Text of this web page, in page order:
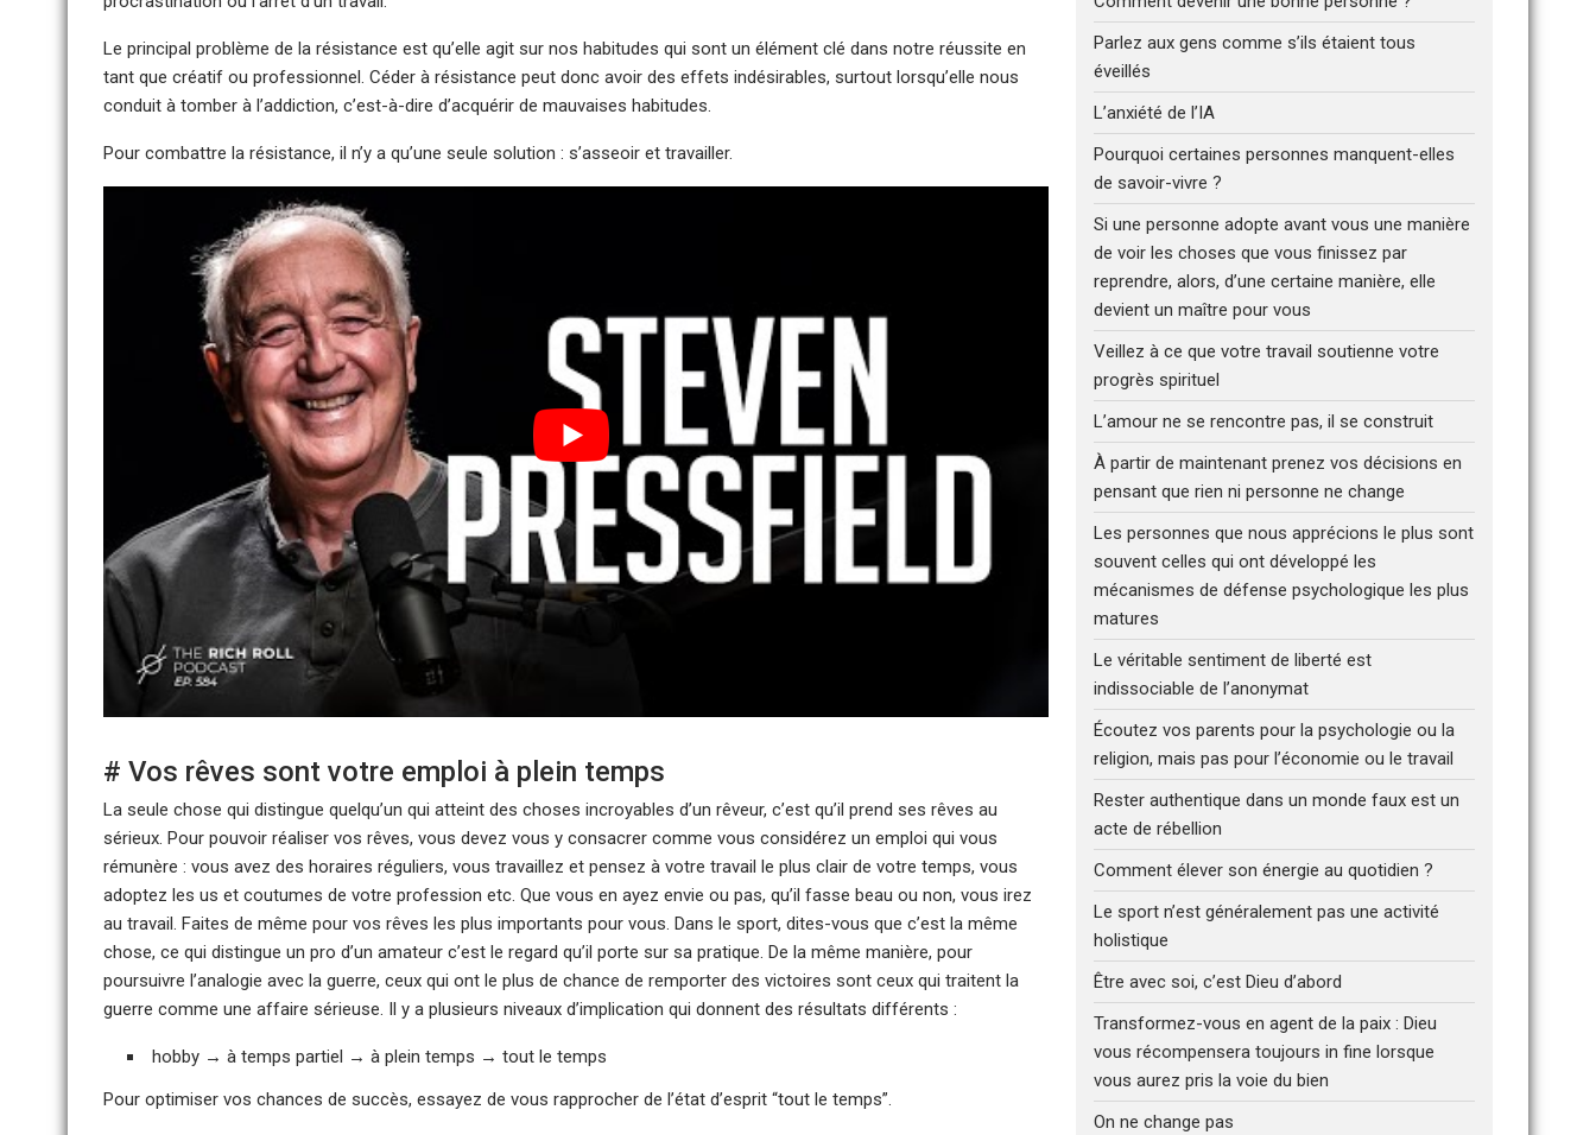
Le principal problème de la résistance est qu’elle agit sur nos habitudes qui sont un élément clé dans notre réussite en
tant que créatif ou professionnel. Céder à résistance peut donc avoir des effets indésirables, surtout lorsqu’elle nous
conduit à tomber à l’addiction, c’est-à-dire d’acquérir de mauvaises habitudes.
Pour combattre la résistance, il n’y a qu’une seule solution : s’asseoir et travailler.
# Vos rêves sont votre emploi à plein temps
La seule chose qui distingue quelqu’un qui atteint des choses incroyables d’un rêveur, c’est qu’il prend ses rêves au
sérieux. Pour pouvoir réaliser vos rêves, vous devez vous y consacrer comme vous considérez un emploi qui vous
rémunère : vous avez des horaires réguliers, vous travaillez et pensez à votre travail le plus clair de votre temps, vous
adoptez les us et coutumes de votre profession etc. Que vous en ayez envie ou pas, qu’il fasse beau ou non, vous irez
au travail. Faites de même pour vos rêves les plus importants pour vous. Dans le sport, dites-vous que c’est la même
chose, ce qui distingue un pro d’un amateur c’est le regard qu’il porte sur sa pratique. De la même manière, pour
poursuivre l’analogie avec la guerre, ceux qui ont le plus de chance de remporter des victoires sont ceux qui traitent la
guerre comme une affaire sérieuse. Il y a plusieurs niveaux d’implication qui donnent des résultats différents :
hobby → à temps partiel → à plein temps → tout le temps
Pour optimiser vos chances de succès, essayez de vous rapprocher de l’état d’esprit “tout le temps”.
Parlez aux gens comme s’ils étaient tous
éveillés
L’anxiété de l’IA
Pourquoi certaines personnes manquent-elles
de savoir-vivre ?
Si une personne adopte avant vous une manière
de voir les choses que vous finissez par
reprendre, alors, d’une certaine manière, elle
devient un maître pour vous
Veillez à ce que votre travail soutienne votre
progrès spirituel
L’amour ne se rencontre pas, il se construit
À partir de maintenant prenez vos décisions en
pensant que rien ni personne ne change
Les personnes que nous apprécions le plus sont
souvent celles qui ont développé les
mécanismes de défense psychologique les plus
matures
Le véritable sentiment de liberté est
indissociable de l’anonymat
Écoutez vos parents pour la psychologie ou la
religion, mais pas pour l’économie ou le travail
Rester authentique dans un monde faux est un
acte de rébellion
Comment élever son énergie au quotidien ?
Le sport n’est généralement pas une activité
holistique
Être avec soi, c’est Dieu d’abord
Transformez-vous en agent de la paix : Dieu
vous récompensera toujours in fine lorsque
vous aurez pris la voie du bien
On ne change pas